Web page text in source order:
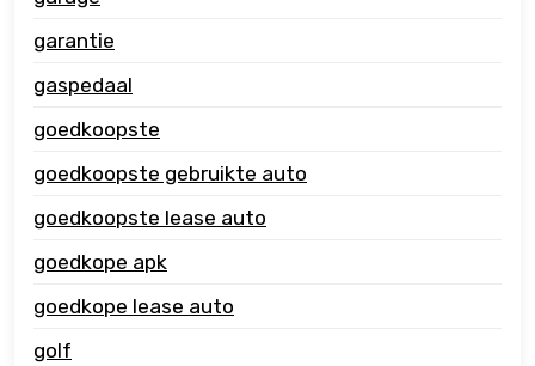
garantie
gaspedaal
goedkoopste
goedkoopste gebruikte auto
goedkoopste lease auto
goedkope apk
goedkope lease auto
golf